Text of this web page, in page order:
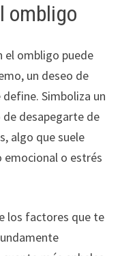
ombligo
el ombligo puede
un deseo de
Simboliza un
desapegarte de
algo que suele
o estrés
los factores que te